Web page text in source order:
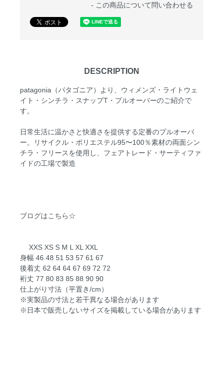
- この商品について問い合わせる
DESCRIPTION
patagonia（パタゴニア）より、ウィメンズ・ライトウェ
イト・シンチラ・スナップT・プルオーバーのご紹介で
す。
日常生活に温かさと快適さを提供する定番のプルオーバ
ー。リサイクル・ポリエステル95〜100％素材の両面シン
チラ・フリースを使用し、フェアトレード・サーティファ
イドの工場で製造
ブログはこちら☆
XXS XS S M L XL XXL
身幅 46 48 51 53 57 61 67
後着丈 62 64 64 67 69 72 72
裄丈 77 80 83 85 88 90 90
仕上がり寸法（平置き/cm）
※実製品の寸法と若干異なる場合があります
※日本で販売しないサイズを掲載している場合があります